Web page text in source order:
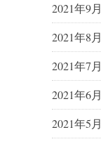
2021年9月
2021年8月
2021年7月
2021年6月
2021年5月